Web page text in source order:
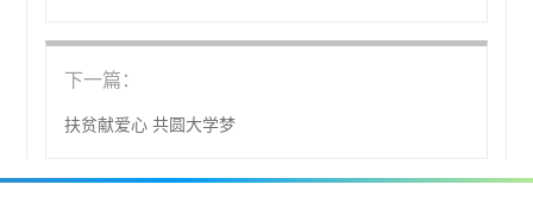
下一篇：
扶贫献爱心 共圆大学梦